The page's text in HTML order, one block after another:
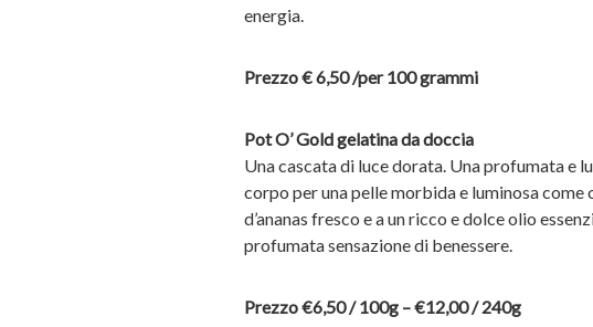
energia.
Prezzo € 6,50 /per 100 grammi
Pot O’ Gold gelatina da doccia
Una cascata di luce dorata. Una profumata e
corpo per una pelle morbida e luminosa come
d’ananas fresco e a un ricco e dolce olio
profumata sensazione di benessere.
Prezzo €6,50 / 100g – €12,00 / 240g